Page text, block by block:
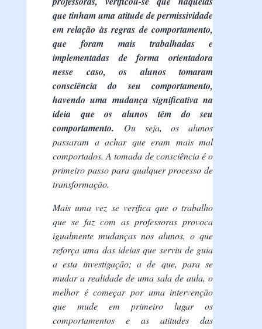
que tinham uma atitude de permissividade
em relação às regras de comportamento,
que foram mais trabalhadas e
implementadas de forma orientadora
nesse caso, os alunos tomaram
consciência do seu comportamento,
havendo uma mudança significativa na
ideia que os alunos têm do seu
comportamento. Ou seja, os alunos
passaram a achar que eram mais mal
comportados. A tomada de consciência é o
primeiro passo para qualquer processo de
transformação.
Mais uma vez se verifica que o trabalho
que se faz com as professoras provoca
igualmente mudanças nos alunos, o que
reforça uma das ideias que serviu de guia
a esta investigação; a de que, para se
mudar a realidade de uma sala de aula, o
melhor é começar por uma intervenção
que mude em primeiro lugar os
comportamentos e as atitudes das